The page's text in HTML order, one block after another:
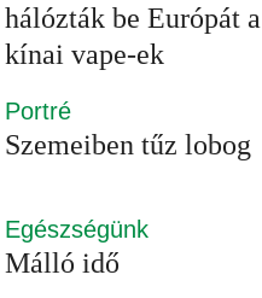
hálózták be Európát a
kínai vape-ek
Portré
Szemeiben tűz lobog
Egészségünk
Málló idő